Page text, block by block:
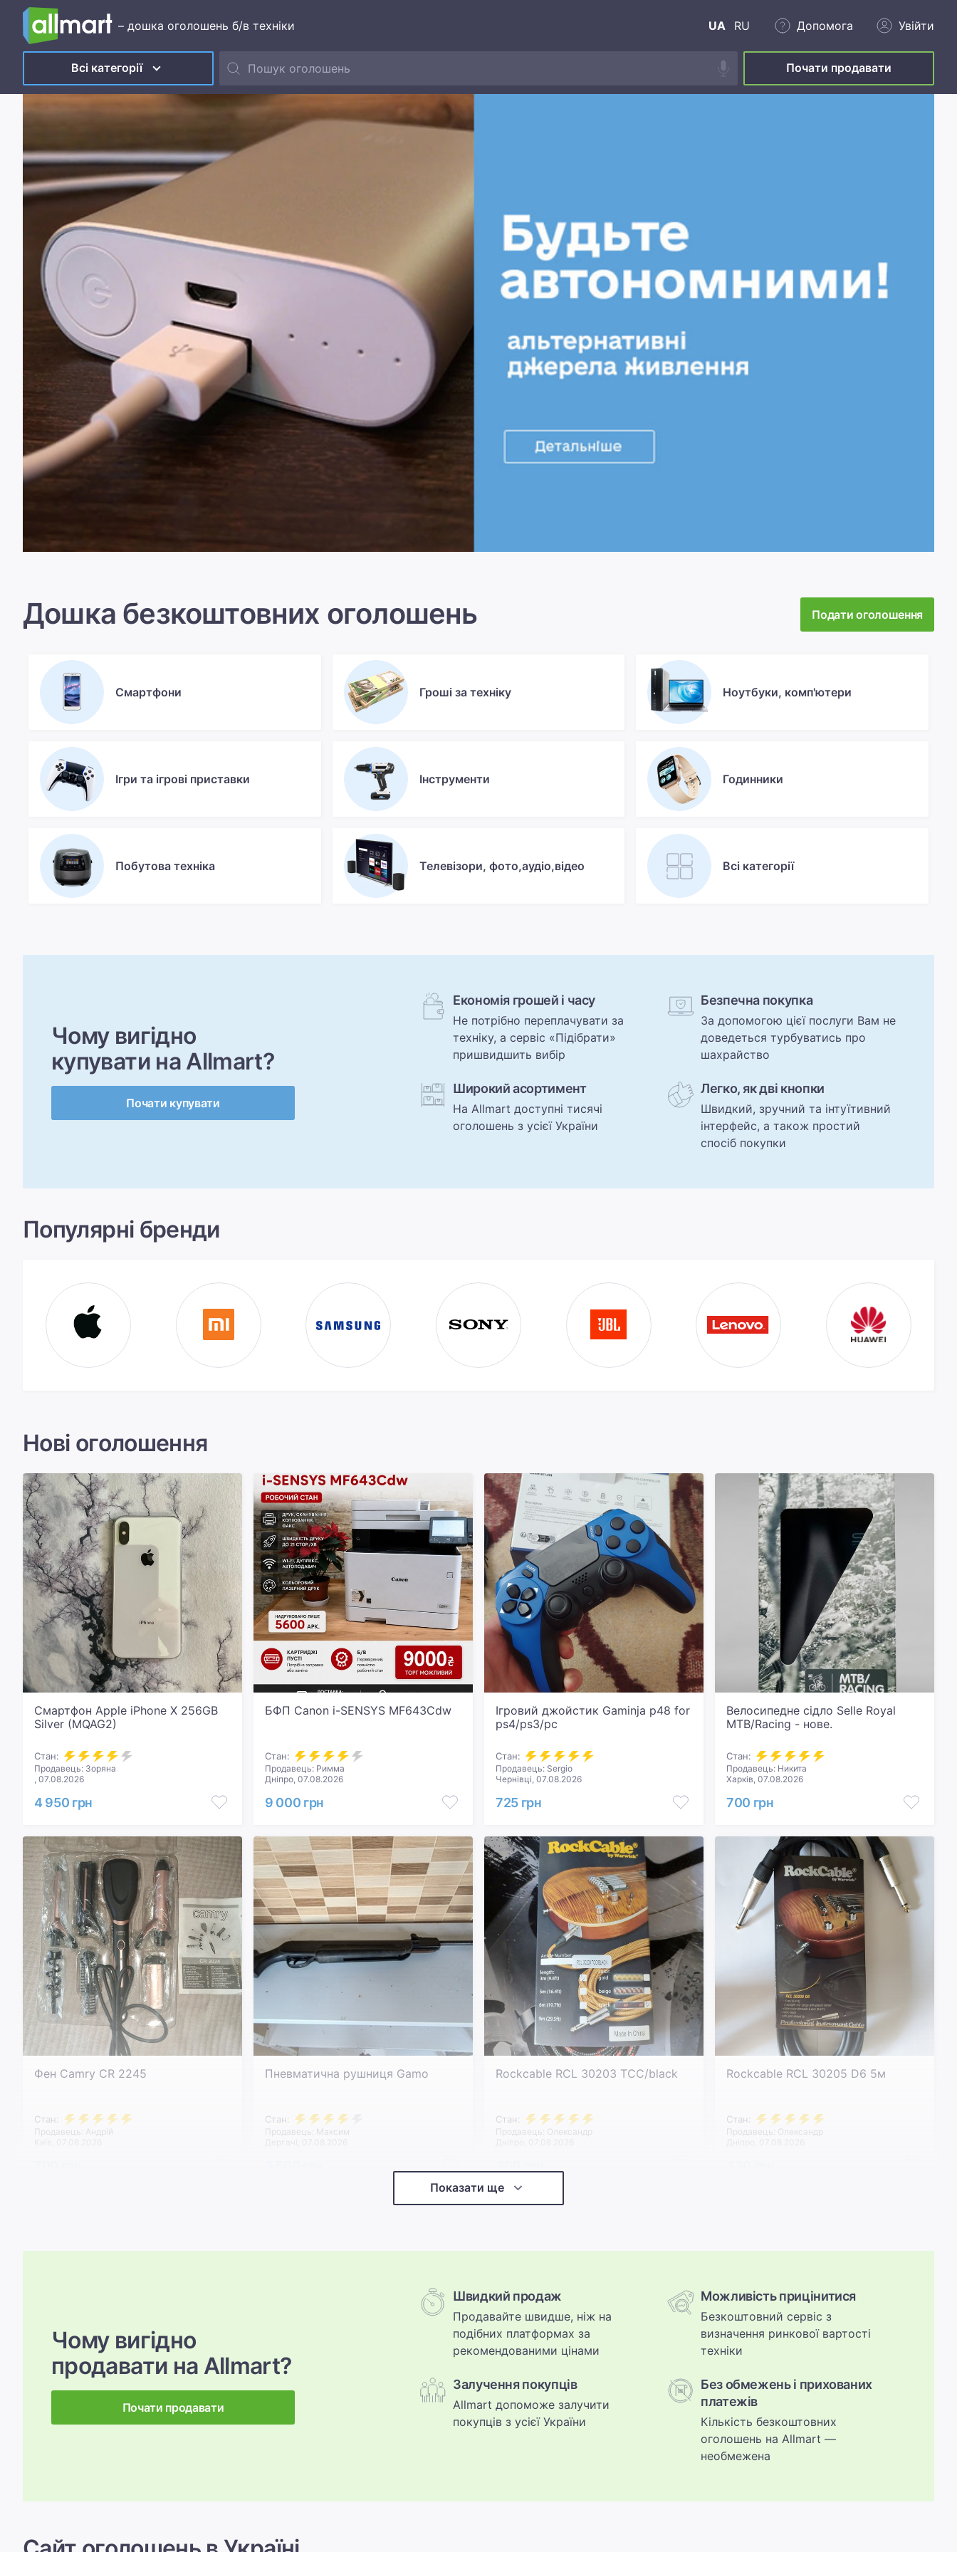
– дошка оголошень б/в техніки UA RU Допомога Увійти
Всі категорії Почати продавати
Дошка безкоштовних оголошень Подати оголошення
Смартфони Гроші за техніку Ноутбуки, комп'ютери
Ігри та ігрові приставки Інструменти Годинники
Побутова техніка Телевізори, фото,аудіо,відео Всі категорії
Чому вигідно
купувати на Allmart?
Почати купувати
Економія грошей і часу
Не потрібно переплачувати за
техніку, а сервіс «Підібрати»
пришвидшить вибір
Безпечна покупка
За допомогою цієї послуги Вам не
доведеться турбуватись про
шахрайство
Широкий асортимент
На Allmart доступні тисячі
оголошень з усієї України
Легко, як дві кнопки
Швидкий, зручний та інтуїтивний
інтерфейс, а також простий
спосіб покупки
Популярні бренди
Нові оголошення
Смартфон Apple iPhone X 256GB
Silver (MQAG2)
Стан:
Продавець: Зоряна
, 07.08.2026
4 950 грн
БФП Canon i-SENSYS MF643Cdw
Стан:
Продавець: Римма
Дніпро, 07.08.2026
9 000 грн
Ігровий джойстик Gaminja p48 for
ps4/ps3/pc
Стан:
Продавець: Sergio
Чернівці, 07.08.2026
725 грн
Велосипедне сідло Selle Royal
MTB/Racing - нове.
Стан:
Продавець: Никита
Харків, 07.08.2026
700 грн
Фен Camry CR 2245
Стан:
Продавець: Андрій
Пневматична рушниця Gamo
Стан:
Продавець: Максим
Rockcable RCL 30203 TCC/black
Стан:
Продавець: Олександр
Rockcable RCL 30205 D6 5м
Стан:
Продавець: Олександр
Прoцесор Прoцесор Intel core i5
4460 3.2 ghz
Показати ще
Чому вигідно
продавати на Allmart?
Почати продавати
Швидкий продаж
Продавайте швидше, ніж на
подібних платформах за
рекомендованими цінами
Можливість прицінитися
Безкоштовний сервіс з
визначення ринкової вартості
техніки
Залучення покупців
Allmart допоможе залучити
покупців з усієї України
Без обмежень і прихованих
платежів
Кількість безкоштовних
оголошень на Allmart —
необмежена